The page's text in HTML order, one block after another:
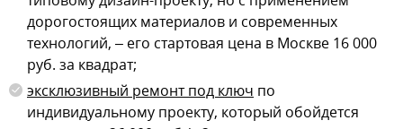
дорогостоящих материалов и современных
технологий, – его стартовая цена в Москве 16 000
руб. за квадрат;
эксклюзивный ремонт под ключ по
индивидуальному проекту, который обойдется